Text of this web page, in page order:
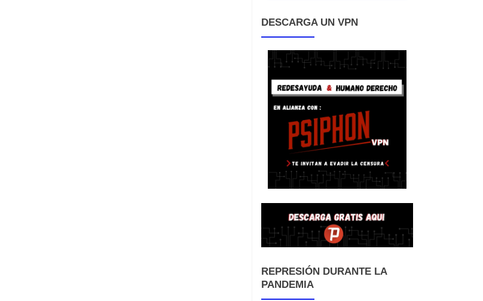
DESCARGA UN VPN
REPRESIÓN DURANTE LA
PANDEMIA